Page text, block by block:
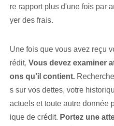
re rapport plus d'une fois par
yer des frais.
Une fois que vous avez reçu
rédit,⁢ Vous devez examiner
ons qu'il contient.
s sur vos dettes, votre
actuels et toute autre donnée
ique de crédit. Portez une